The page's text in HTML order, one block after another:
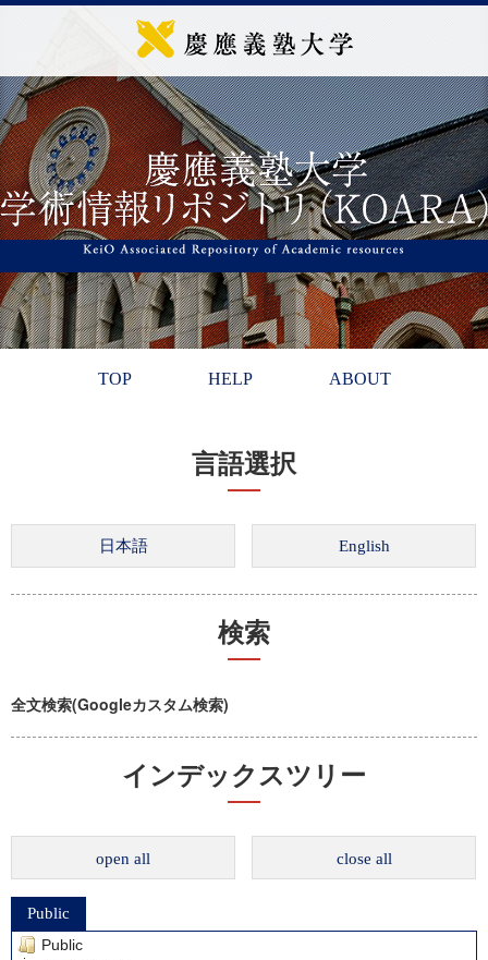
TOP HELP ABOUT
言語選択
検索
全文検索(Googleカスタム検索)
インデックスツリー
open all close all
Public
Public